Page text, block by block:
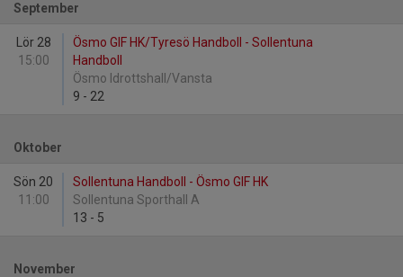
September
Lör 28
15:00
Ösmo GIF HK/Tyresö Handboll - Sollentuna
Handboll
Ösmo Idrottshall/Vansta
9 - 22
Oktober
Sön 20
11:00
Sollentuna Handboll - Ösmo GIF HK
Sollentuna Sporthall A
13 - 5
November